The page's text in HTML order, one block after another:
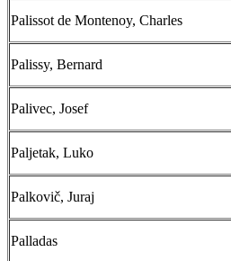
Palissot de Montenoy, Charles
Palissy, Bernard
Palivec, Josef
Paljetak, Luko
Palkovič, Juraj
Palladas